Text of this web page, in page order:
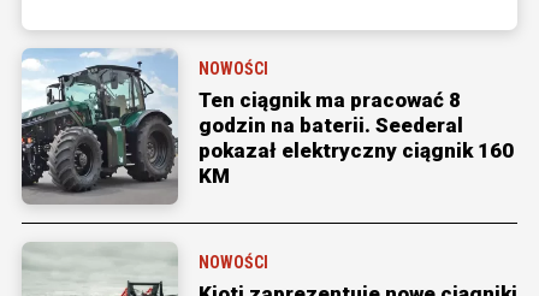
NOWOŚCI
Ten ciągnik ma pracować 8
godzin na baterii. Seederal
pokazał elektryczny ciągnik 160
KM
NOWOŚCI